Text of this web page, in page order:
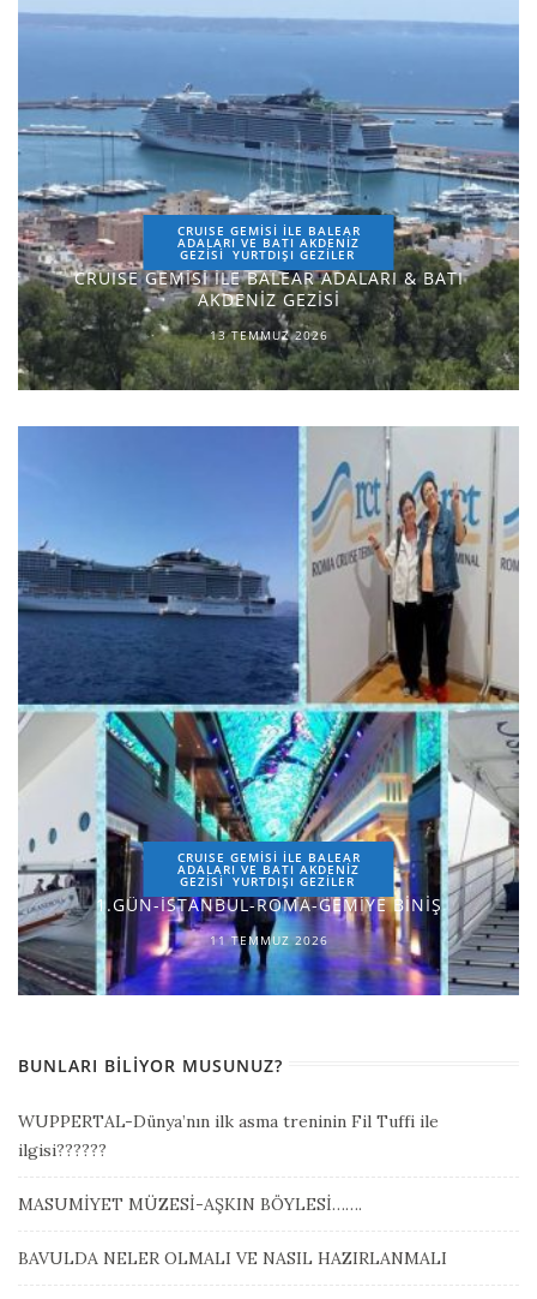
CRUISE GEMİSİ İLE BALEAR
ADALARI VE BATI AKDENİZ
GEZİSİ YURTDIŞI GEZILER
CRUISE GEMİSİ İLE BALEAR ADALARI & BATI
AKDENİZ GEZİSİ
13 TEMMUZ 2026
CRUISE GEMİSİ İLE BALEAR
ADALARI VE BATI AKDENİZ
GEZİSİ YURTDIŞI GEZILER
1.GÜN-İSTANBUL-ROMA-GEMİYE BİNİŞ
11 TEMMUZ 2026
BUNLARI BILIYOR MUSUNUZ?
WUPPERTAL-Dünya’nın ilk asma treninin Fil Tuffi ile
ilgisi??????
MASUMİYET MÜZESİ-AŞKIN BÖYLESİ…….
BAVULDA NELER OLMALI VE NASIL HAZIRLANMALI